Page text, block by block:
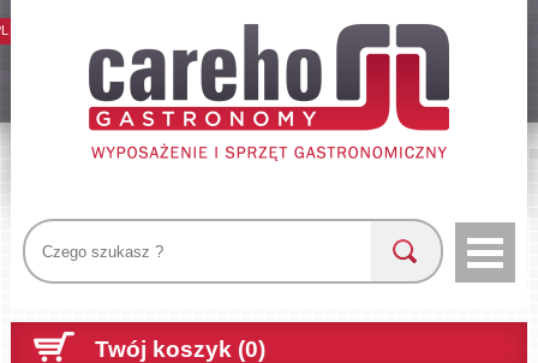
Twój koszyk (0)